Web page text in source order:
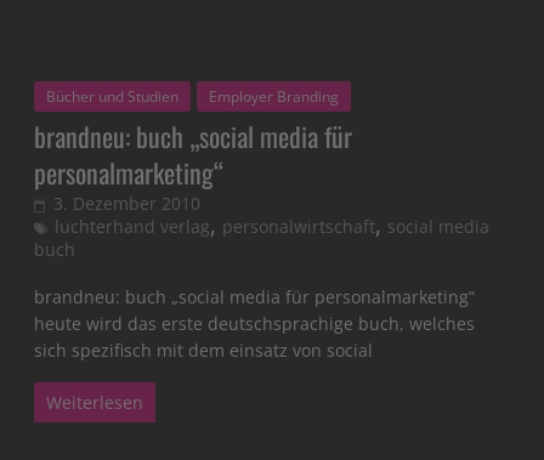
Bücher und Studien Employer Branding
brandneu: buch „social media für
personalmarketing“
3. Dezember 2010
luchterhand verlag, personalwirtschaft, social media
buch
brandneu: buch „social media für personalmarketing“
heute wird das erste deutschsprachige buch, welches
sich spezifisch mit dem einsatz von social
Weiterlesen